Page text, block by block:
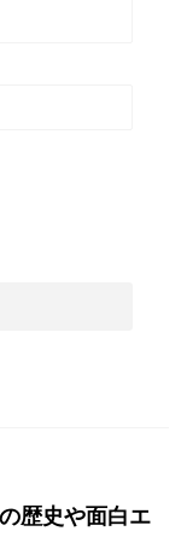
歴史や面白エ